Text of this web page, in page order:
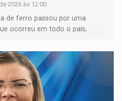
2026 às 12:00
de ferro passou por uma
ocorreu em todo o país,